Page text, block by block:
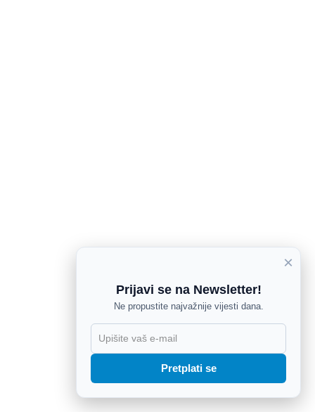
×
Prijavi se na Newsletter!
Ne propustite najvažnije vijesti dana.
Pretplati se